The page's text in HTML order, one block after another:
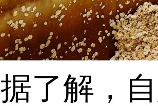
据了解，